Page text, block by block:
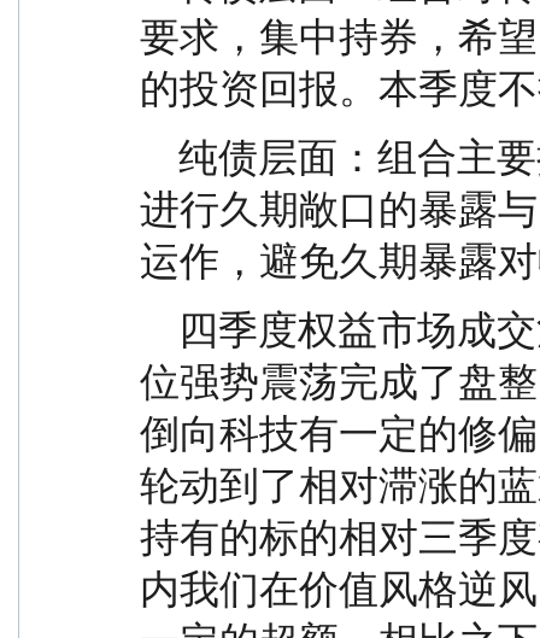
要求，集中持券，希
的投资回报。本季度
进行久期敞口的暴露
运作，避免久期暴露
位强势震荡完成了盘
倒向科技有一定的修
轮动到了相对滞涨的
持有的标的相对三季
内我们在价值风格逆